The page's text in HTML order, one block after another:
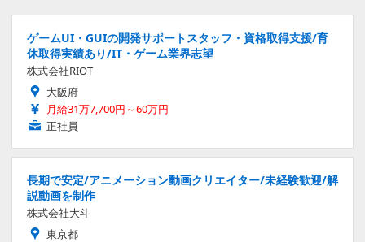
ゲームUI・GUIの開発サポートスタッフ・資格取得支援/育
休取得実績あり/IT・ゲーム業界志望
株式会社RIOT
大阪府
月給31万7,700円～60万円
正社員
長期で安定/アニメーション動画クリエイター/未経験歓迎/解
説動画を制作
株式会社大斗
東京都